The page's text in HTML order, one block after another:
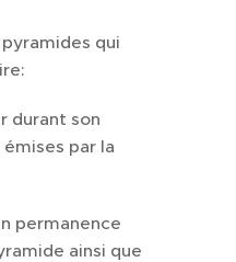
qui
durant son
par la
permanence
ainsi que